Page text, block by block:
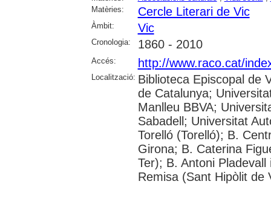
Matèries:
Cercle Literari de Vic
Àmbit: Vic
Cronologia: 1860 - 2010
Accés: http://www.raco.cat/
Localització: Biblioteca Episcopal de
de Catalunya;
Manlleu BBVA;
Sabadell; Universitat
Torelló (Torelló); B.
Girona; B. Caterina
Ter); B. Antoni
Remisa (Sant Hipòlit de